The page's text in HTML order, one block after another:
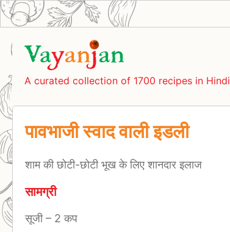
A curated collection of 1700 recipes in Hindi
पावभाजी स्वाद वाली इडली
शाम की छोटी-छोटी भूख के लिए शानदार इलाज
सामग्री
सूजी– 2 कप